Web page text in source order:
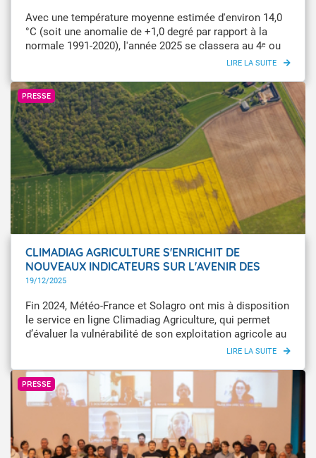
Avec une température moyenne estimée d'environ 14,0
°C (soit une anomalie de +1,0 degré par rapport à la
normale 1991-2020), l'année 2025 se classera au 4ᵉ ou
au 3ᵉ rang des années les plus chaudes jamais
1900, derrière les années 2022 et 2023, devant 2024.
C’est l’une des conclusions du bilan climatique 2025
présenté ce lundi 15 décembre par Virginie Schwarz,
PDG de Météo-France.
PRESSE
GettyImages
CLIMADIAG AGRICULTURE S'ENRICHIT DE
NOUVEAUX INDICATEURS SUR L'AVENIR DES
FORÊTS ET DEVIENT CLIMADIAG AGRICULTURE ET
19/12/2025
Fin 2024, Météo-France et Solagro ont mis à disposition
le service en ligne Climadiag Agriculture, qui permet
d’évaluer la vulnérabilité de son exploitation agricole au
changement climatique. En collaborant avec l’Office
propriété forestière (CNPF), le service s'enrichit de
nouveaux indicateurs pour aider les acteurs forestiers à
anticiper localement les impacts du changement
climatique et à adapter la gestion des forêts.
PRESSE
Météo-France / Jean-Marc Destruel